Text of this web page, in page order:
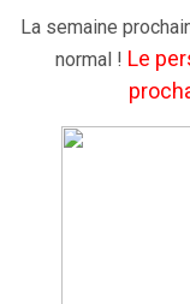
La semaine
normal ! Le